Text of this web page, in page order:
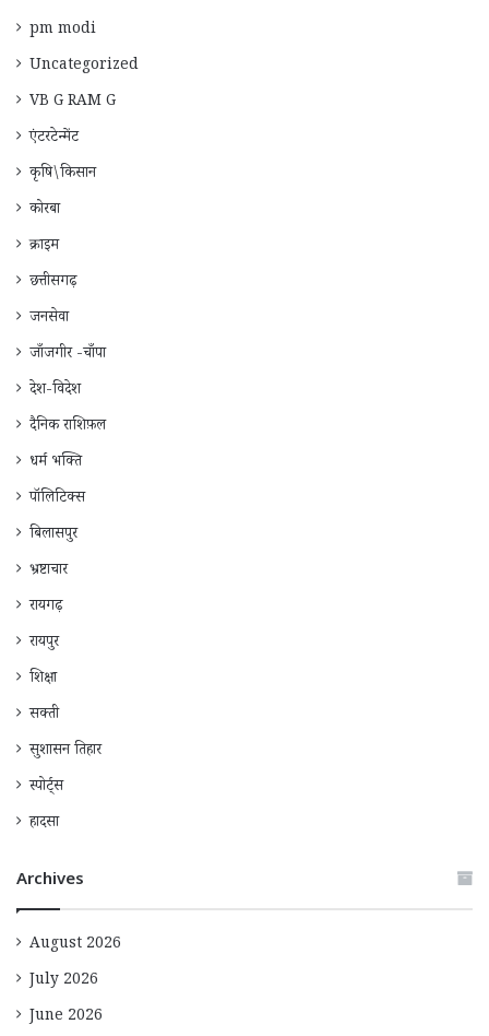
pm modi
Uncategorized
VB G RAM G
एंटरटेन्मेंट
कृषि\किसान
कोरबा
क्राइम
छत्तीसगढ़
जनसेवा
जाँजगीर -चाँपा
देश-विदेश
दैनिक राशिफ़ल
धर्म भक्ति
पॉलिटिक्स
बिलासपुर
भ्रष्टाचार
रायगढ़
रायपुर
शिक्षा
सक्ती
सुशासन तिहार
स्पोर्ट्स
हादसा
Archives
August 2026
July 2026
June 2026